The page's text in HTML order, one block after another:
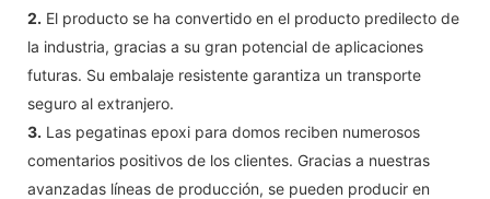
2. El producto se ha convertido en el producto predilecto de
la industria, gracias a su gran potencial de aplicaciones
futuras. Su embalaje resistente garantiza un transporte
seguro al extranjero.
3. Las pegatinas epoxi para domos reciben numerosos
comentarios positivos de los clientes. Gracias a nuestras
avanzadas líneas de producción, se pueden producir en